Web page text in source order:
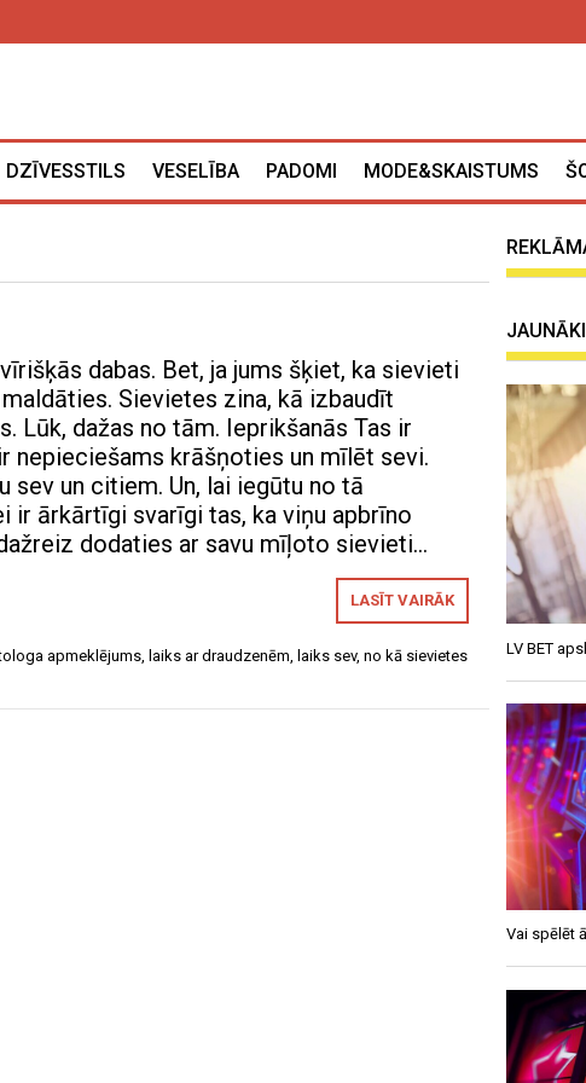
DZĪVESSTILS VESELĪBA PADOMI MODE&SKAISTUMS
dabas. Bet, ja jums šķiet, ka sievieti
Sievietes zina, kā izbaudīt
Lūk, dažas no tām. Ieprikšanās Tas ir
nepieciešams krāšņoties un mīlēt sevi.
sev un citiem. Un, lai iegūtu no tā
ir ārkārtīgi svarīgi tas, ka viņu apbrīno
dodaties ar savu mīļoto sievieti…
LASĪT VAIRĀK
apmeklējums, laiks ar draudzenēm, laiks sev, no kā sievietes
LV BET
Vai spēlēt